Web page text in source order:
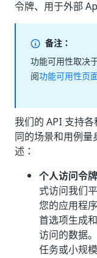
令牌、用于外部
备注：
功能可用性取决
阅功能可用性页
我们的 API 支持
同的场景和用例
述：
个人访问令
式访问我们
您的应用程
首选项生成
访问的数据
任务或小规模